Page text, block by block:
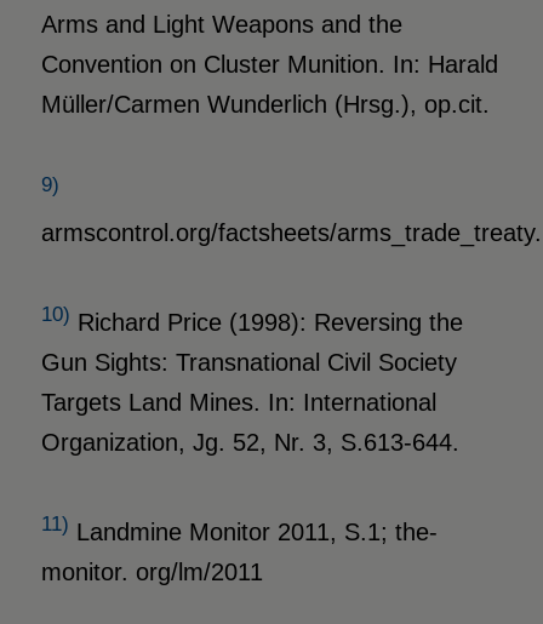
Arms and Light Weapons and the
Convention on Cluster Munition. In: Harald
Müller/Carmen Wunderlich (Hrsg.), op.cit.
9)
armscontrol.org/factsheets/arms_trade_treaty.
10) Richard Price (1998): Reversing the
Gun Sights: Transnational Civil Society
Targets Land Mines. In: International
Organization, Jg. 52, Nr. 3, S.613-644.
11) Landmine Monitor 2011, S.1; the-
monitor. org/lm/2011